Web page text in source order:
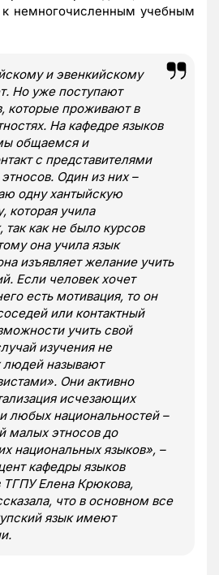
к немногочисленным учебным
и эвенкийскому
Но уже поступают
которые проживают в
На кафедре языков
общаемся и
с представителями
Один из них –
одну хантыйскую
которая учила
так как не было курсов
она учила язык
изъявляет желание учить
Если человек хочет
есть мотивация, то он
или контактный
учить свой
изучения не
людей называют
Они активно
исчезающих
любых национальностей –
малых этносов до
национальных языков», –
кафедры языков
ТГПУ Елена Крюкова,
что в основном все
язык имеют